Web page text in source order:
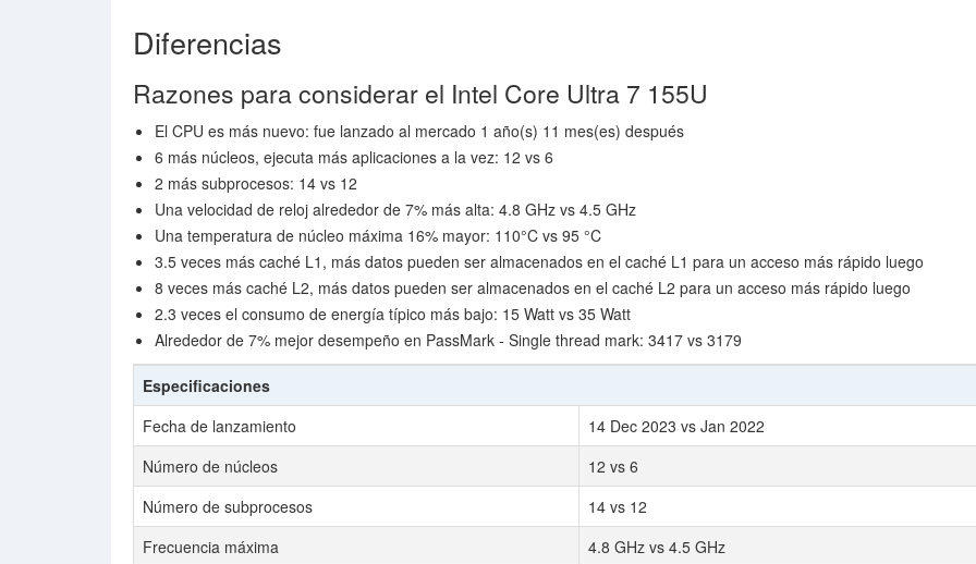
Diferencias
Razones para considerar el Intel Core Ultra 7 155U
El CPU es más nuevo: fue lanzado al mercado 1 año(s) 11 mes(es) después
6 más núcleos, ejecuta más aplicaciones a la vez: 12 vs 6
2 más subprocesos: 14 vs 12
Una velocidad de reloj alrededor de 7% más alta: 4.8 GHz vs 4.5 GHz
Una temperatura de núcleo máxima 16% mayor: 110°C vs 95 °C
3.5 veces más caché L1, más datos pueden ser almacenados en el caché L1 para un acceso más rápido luego
8 veces más caché L2, más datos pueden ser almacenados en el caché L2 para un acceso más rápido luego
2.3 veces el consumo de energía típico más bajo: 15 Watt vs 35 Watt
Alrededor de 7% mejor desempeño en PassMark - Single thread mark: 3417 vs 3179
Especificaciones
Fecha de lanzamiento
14 Dec 2023 vs Jan 2022
Número de núcleos
12 vs 6
Número de subprocesos
14 vs 12
Frecuencia máxima
4.8 GHz vs 4.5 GHz